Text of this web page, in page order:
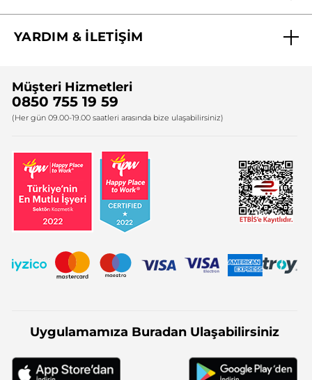
Yves Rocher Vakfı
YARDIM & İLETİŞİM
Bize Ulaşın
Firma Bilgileri
Müşteri Hizmetleri
0850 755 19 59
(Her gün 09.00-19.00 saatleri arasında bize ulaşabilirsiniz)
Uygulamamıza Buradan Ulaşabilirsiniz